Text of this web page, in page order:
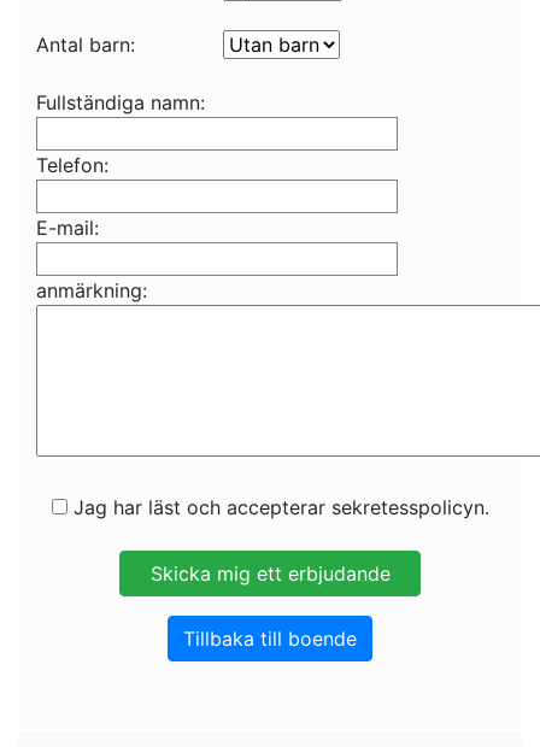
Antal barn:
Fullständiga namn:
Telefon:
E-mail:
anmärkning:
Jag har läst och accepterar sekretesspolicyn.
Tillbaka till boende